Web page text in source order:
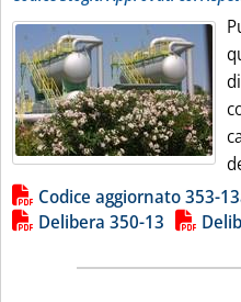
Lista allegati PDF
Codice aggiornato 353-
Delibera 350-13